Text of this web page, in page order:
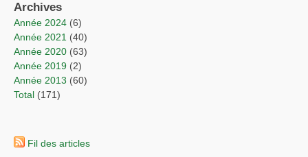
Archives
année 2024 (6)
année 2021 (40)
année 2020 (63)
année 2019 (2)
année 2013 (60)
total (171)
Fil des articles